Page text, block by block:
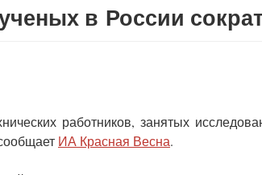
в России
работников, занятых
ИА Красная Весна.